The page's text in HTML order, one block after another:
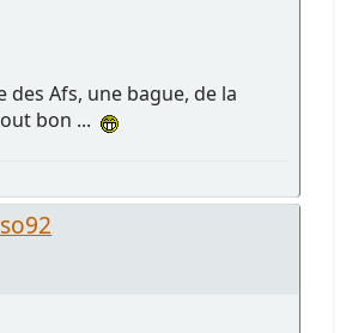
des Afs, une bague, de la
bon ...